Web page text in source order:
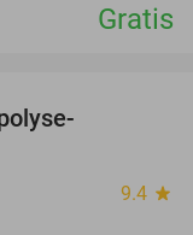
Gratis
9.4 star